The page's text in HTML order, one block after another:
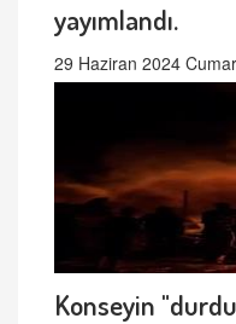
yayımlandı.
29 Haziran 2024
Konseyin